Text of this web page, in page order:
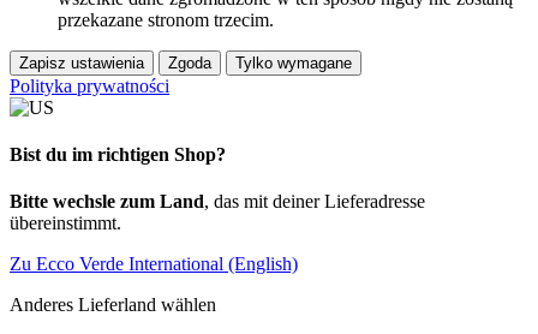
przekazane stronom trzecim.
Zapisz ustawienia Zgoda Tylko wymagane
Polityka prywatności
Bist du im richtigen Shop?
Bitte wechsle zum Land, das mit deiner Lieferadresse
übereinstimmt.
Zu Ecco Verde International (English)
Anderes Lieferland wählen